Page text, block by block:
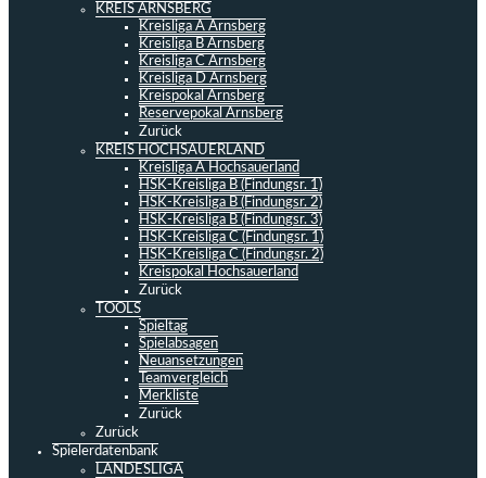
KREIS ARNSBERG
Kreisliga A Arnsberg
Kreisliga B Arnsberg
Kreisliga C Arnsberg
Kreisliga D Arnsberg
Kreispokal Arnsberg
Reservepokal Arnsberg
Zurück
KREIS HOCHSAUERLAND
Kreisliga A Hochsauerland
HSK-Kreisliga B (Findungsr. 1)
HSK-Kreisliga B (Findungsr. 2)
HSK-Kreisliga B (Findungsr. 3)
HSK-Kreisliga C (Findungsr. 1)
HSK-Kreisliga C (Findungsr. 2)
Kreispokal Hochsauerland
Zurück
TOOLS
Spieltag
Spielabsagen
Neuansetzungen
Teamvergleich
Merkliste
Zurück
Zurück
Spielerdatenbank
LANDESLIGA